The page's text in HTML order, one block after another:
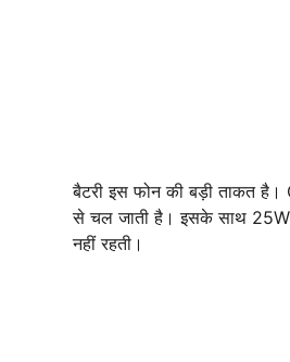
बैटरी इस फोन की बड़ी ताकत
से चल जाती है। इसके साथ 25W
नहीं रहती।